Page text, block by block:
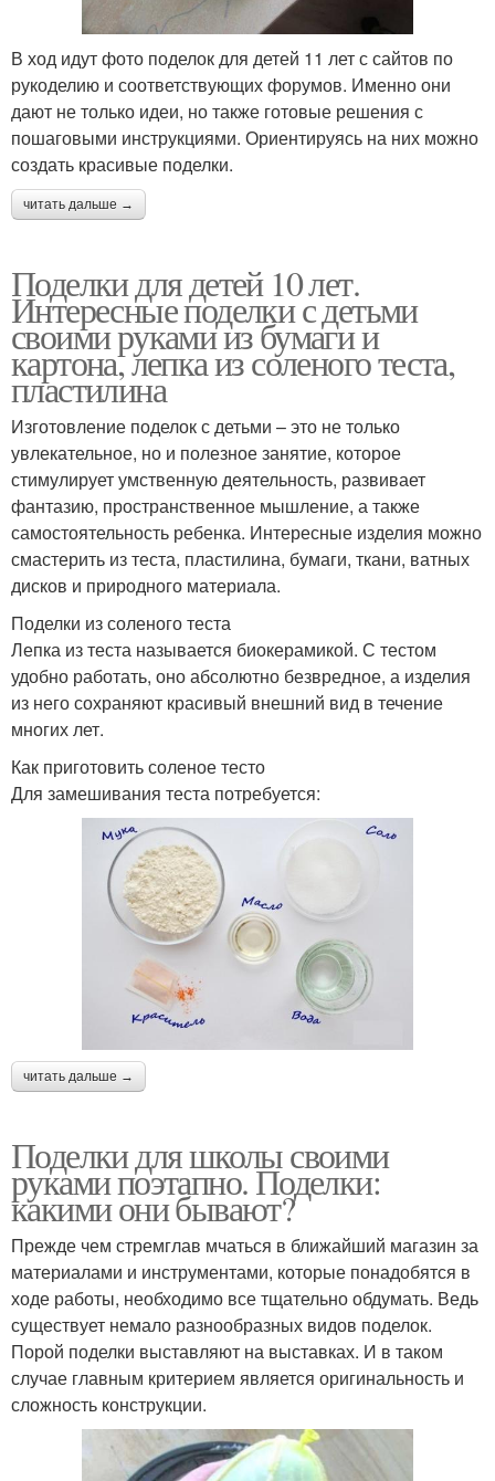
В ход идут фото поделок для детей 11 лет с сайтов по
рукоделию и соответствующих форумов. Именно они
дают не только идеи, но также готовые решения с
пошаговыми инструкциями. Ориентируясь на них можно
создать красивые поделки.
читать дальше →
Поделки для детей 10 лет.
Интересные поделки с детьми
своими руками из бумаги и
картона, лепка из соленого теста,
пластилина
Изготовление поделок с детьми – это не только
увлекательное, но и полезное занятие, которое
стимулирует умственную деятельность, развивает
фантазию, пространственное мышление, а также
самостоятельность ребенка. Интересные изделия можно
смастерить из теста, пластилина, бумаги, ткани, ватных
дисков и природного материала.
Поделки из соленого теста
Лепка из теста называется биокерамикой. С тестом
удобно работать, оно абсолютно безвредное, а изделия
из него сохраняют красивый внешний вид в течение
многих лет.
Как приготовить соленое тесто
Для замешивания теста потребуется:
читать дальше →
Поделки для школы своими
руками поэтапно. Поделки:
какими они бывают?
Прежде чем стремглав мчаться в ближайший магазин за
материалами и инструментами, которые понадобятся в
ходе работы, необходимо все тщательно обдумать. Ведь
существует немало разнообразных видов поделок.
Порой поделки выставляют на выставках. И в таком
случае главным критерием является оригинальность и
сложность конструкции.